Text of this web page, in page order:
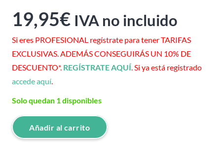
19,95€ IVA no incluido
Si eres PROFESIONAL regístrate para tener TARIFAS
EXCLUSIVAS. ADEMÁS CONSEGUIRÁS UN 10% DE
DESCUENTO*. REGÍSTRATE AQUÍ. Si ya está registrado
accede aquí.
Solo quedan 1 disponibles
NISHMAN
Añadir al carrito